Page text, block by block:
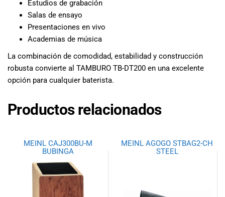
Estudios de grabación
Salas de ensayo
Presentaciones en vivo
Academias de música
La combinación de comodidad, estabilidad y construcción
robusta convierte al TAMBURO TB-DT200 en una excelente
opción para cualquier baterista.
Productos relacionados
MEINL CAJ300BU-M
BUBINGA
MEINL AGOGO STBAG2-CH
STEEL